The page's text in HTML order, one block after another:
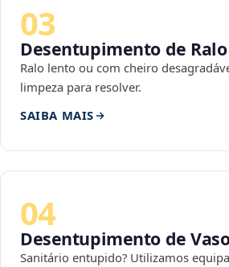
03
Desentupimento de Ralo
Ralo lento ou com cheiro
limpeza para resolver.
SAIBA MAIS
04
Desentupimento de
Sanitário entupido? Utilizamos